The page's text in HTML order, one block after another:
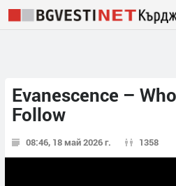
Evanescence –
Follow
08:46, 18 май 2026 г. 1358